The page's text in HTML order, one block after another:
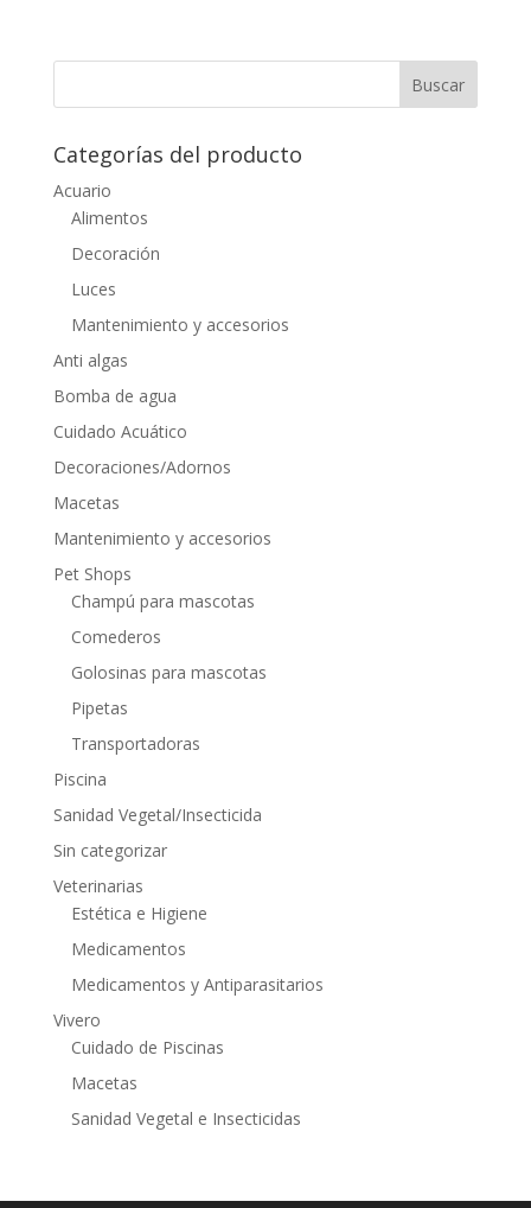
Categorías del producto
Acuario
Alimentos
Decoración
Luces
Mantenimiento y accesorios
Anti algas
Bomba de agua
Cuidado Acuático
Decoraciones/Adornos
Macetas
Mantenimiento y accesorios
Pet Shops
Champú para mascotas
Comederos
Golosinas para mascotas
Pipetas
Transportadoras
Piscina
Sanidad Vegetal/Insecticida
Sin categorizar
Veterinarias
Estética e Higiene
Medicamentos
Medicamentos y Antiparasitarios
Vivero
Cuidado de Piscinas
Macetas
Sanidad Vegetal e Insecticidas